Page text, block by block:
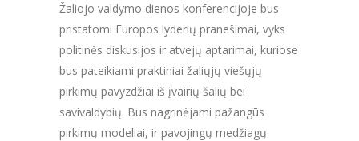
Žaliojo valdymo dienos konferencijoje bus
pristatomi Europos lyderių pranešimai, vyks
politinės diskusijos ir atvejų aptarimai, kuriose
bus pateikiami praktiniai žaliųjų viešųjų
pirkimų pavyzdžiai iš įvairių šalių bei
savivaldybių. Bus nagrinėjami pažangūs
pirkimų modeliai, ir pavojingų medžiagų